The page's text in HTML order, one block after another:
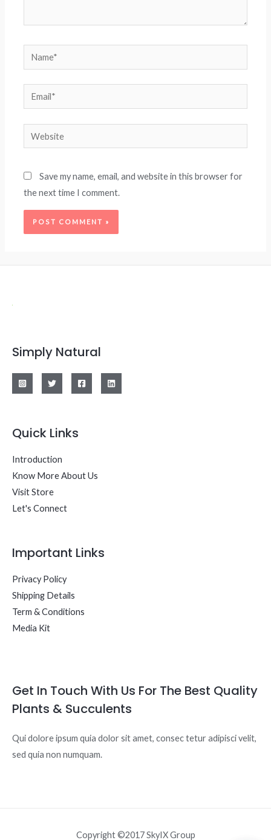
Name*
Email*
Website
Save my name, email, and website in this browser for
the next time I comment.
Simply Natural
Quick Links
Introduction
Know More About Us
Visit Store
Let's Connect
Important Links
Privacy Policy
Shipping Details
Term & Conditions
Media Kit
Get In Touch With Us For The Best Quality
Plants & Succulents
Qui dolore ipsum quia dolor sit amet, consec tetur adipisci velit,
sed quia non numquam.
Copyright ©2017 SkyIX Group